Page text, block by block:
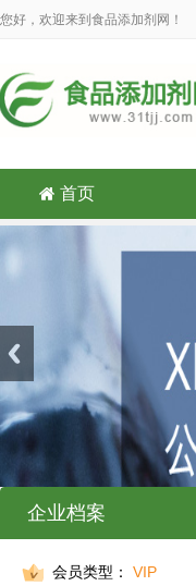
您好，欢迎来到食品添加剂网！
 首页
企业档案
会员类型： VIP